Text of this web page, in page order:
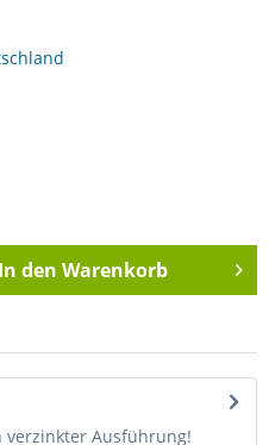
In den Warenkorb
verzinkter Ausführung!